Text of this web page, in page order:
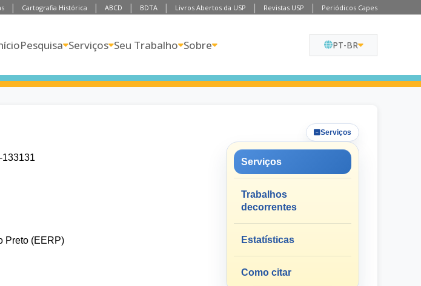
Cartografia Histórica ABCD BDTA Livros Abertos da USP Revistas USP Periódicos Capes
Pesquisa Serviços Seu Trabalho Sobre PT-BR
133131
Preto (EERP)
Serviços
Serviços
Trabalhos
decorrentes
Estatísticas
Como citar